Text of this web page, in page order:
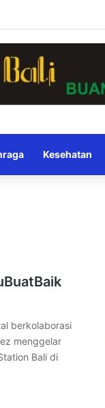
Kesehatan
berkolaborasi
menggelar
Bali di